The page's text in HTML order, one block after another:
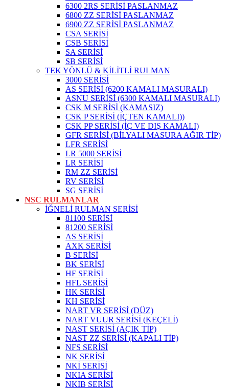
6300 2RS SERİSİ PASLANMAZ
6800 ZZ SERİSİ PASLANMAZ
6900 ZZ SERİSİ PASLANMAZ
CSA SERİSİ
CSB SERİSİ
SA SERİSİ
SB SERİSİ
TEK YÖNLÜ & KİLİTLİ RULMAN
3000 SERİSİ
AS SERİSİ (6200 KAMALI MASURALI)
ASNU SERİSİ (6300 KAMALI MASURALI)
CSK M SERİSİ (KAMASIZ)
CSK P SERİSİ (İÇTEN KAMALI))
CSK PP SERİSİ (İÇ VE DIŞ KAMALI)
GFR SERİSİ (BİLYALI MASURA AĞIR TİP)
LFR SERİSİ
LR 5000 SERİSİ
LR SERİSİ
RM ZZ SERİSİ
RV SERİSİ
SG SERİSİ
NSC RULMANLAR
İĞNELİ RULMAN SERİSİ
81100 SERİSİ
81200 SERİSİ
AS SERİSİ
AXK SERİSİ
B SERİSİ
BK SERİSİ
HF SERİSİ
HFL SERİSİ
HK SERİSİ
KH SERİSİ
NART VR SERİSİ (DÜZ)
NART VUUR SERİSİ (KEÇELİ)
NAST SERİSİ (AÇIK TİP)
NAST ZZ SERİSİ (KAPALI TİP)
NFS SERİSİ
NK SERİSİ
NKİ SERİSİ
NKIA SERİSİ
NKIB SERİSİ